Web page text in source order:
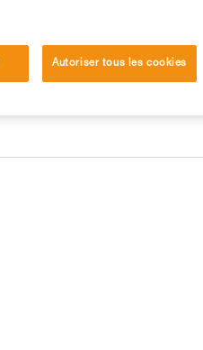
Autoriser tous les cookies